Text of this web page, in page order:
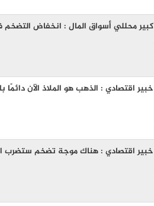
كبير محللي أسواق المال : انخفاض التضخم
خبير اقتصادي : الذهب هو الملاذ الآن دائمًا
خبير اقتصادي : هناك موجة تضخم ستضرب